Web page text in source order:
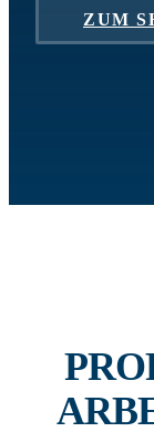
ZUM